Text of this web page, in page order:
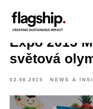
Expo 2015
světová
02.08.2015 NEWS &